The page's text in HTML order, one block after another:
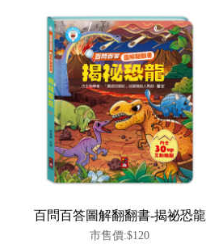
百問百答圖解翻翻書-揭祕恐龍
市售價:$120